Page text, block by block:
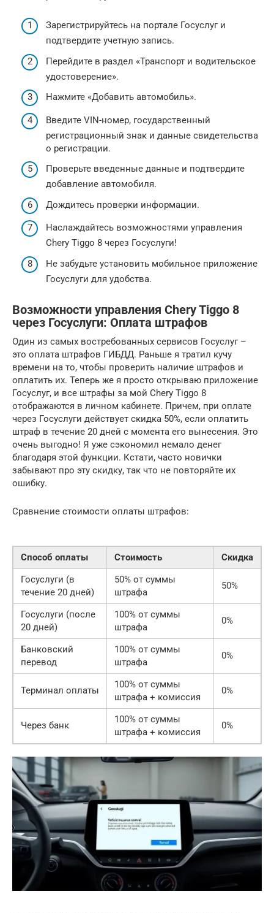
Зарегистрируйтесь на портале Госуслуг и
подтвердите учетную запись.
Перейдите в раздел «Транспорт и водительское
удостоверение».
Нажмите «Добавить автомобиль».
Введите VIN-номер, государственный
регистрационный знак и данные свидетельства
о регистрации.
Проверьте введенные данные и подтвердите
добавление автомобиля.
Дождитесь проверки информации.
Наслаждайтесь возможностями управления
Chery Tiggo 8 через Госуслуги!
Не забудьте установить мобильное приложение
Госуслуги для удобства.
Возможности управления Chery Tiggo 8
через Госуслуги: Оплата штрафов
Один из самых востребованных сервисов Госуслуг –
это оплата штрафов ГИБДД. Раньше я тратил кучу
времени на то, чтобы проверить наличие штрафов и
оплатить их. Теперь же я просто открываю приложение
Госуслуг, и все штрафы за мой Chery Tiggo 8
отображаются в личном кабинете. Причем, при оплате
через Госуслуги действует скидка 50%, если оплатить
штраф в течение 20 дней с момента его вынесения. Это
очень выгодно! Я уже сэкономил немало денег
благодаря этой функции. Кстати, часто новички
забывают про эту скидку, так что не повторяйте их
ошибку.
Сравнение стоимости оплаты штрафов:
Способ оплаты Стоимость
Скидка
Госуслуги (в
течение 20 дней)
50% от суммы
штрафа
50%
Госуслуги (после
20 дней)
100% от суммы
штрафа
0%
Банковский
перевод
100% от суммы
штрафа
0%
Терминал оплаты
100% от суммы
штрафа + комиссия
0%
Через банк
100% от суммы
штрафа + комиссия
0%